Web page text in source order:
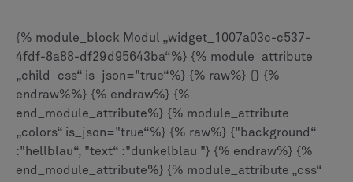
{% module_block Modul „widget_1007a03c-c537-
4fdf-8a88-df29d95643ba“%} {% module_attribute
„child_css“ is_json="true“%} {% raw%} {} {%
endraw%%} {% endraw%} {%
end_module_attribute%} {% module_attribute
„colors“ is_json="true“%} {% raw%} {"background“
:"hellblau“, "text“ :"dunkelblau "} {% endraw%} {%
end_module_attribute%} {% module_attribute „css“